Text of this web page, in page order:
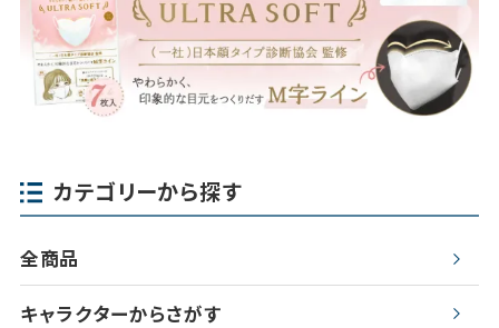
カテゴリーから探す
全商品
キャラクターからさがす